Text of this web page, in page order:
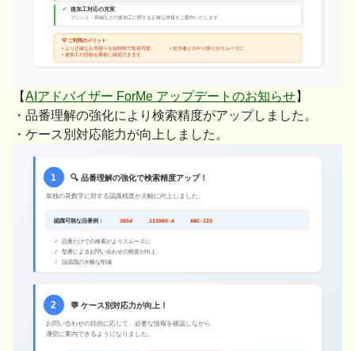
【AIアドバイザー ForMe アップデートのお知らせ】
・品番理解の強化により検索精度がアップしました。
・ケース別対応能力が向上しました。